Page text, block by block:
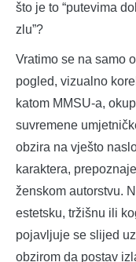
što je to “putevima
zlu”?
Vratimo se na samo
pogled, vizualno
katom MMSU-a,
suvremene
obzira na vješto
karaktera,
ženskom autorstvu.
estetsku, tržišnu ili
pojavljuje se slijed
obzirom da postav